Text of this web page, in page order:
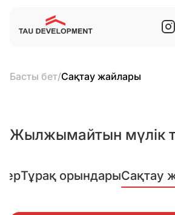
Басты бет/Сақтау жайлары
Жылжымайтын мүлік
Тұрақ орындарыСақтау